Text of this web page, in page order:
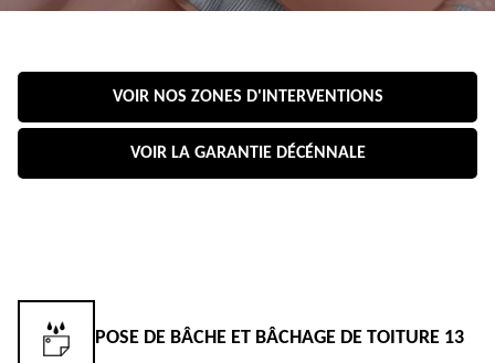
VOIR NOS ZONES D'INTERVENTIONS
VOIR LA GARANTIE DÉCÉNNALE
POSE DE BÂCHE ET BÂCHAGE DE TOITURE 13